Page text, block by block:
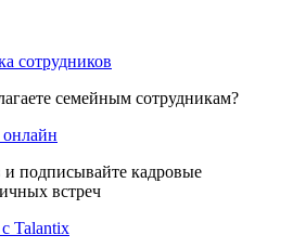
сотрудников
семейным сотрудникам?
и подписывайте кадровые
встреч
Talantix